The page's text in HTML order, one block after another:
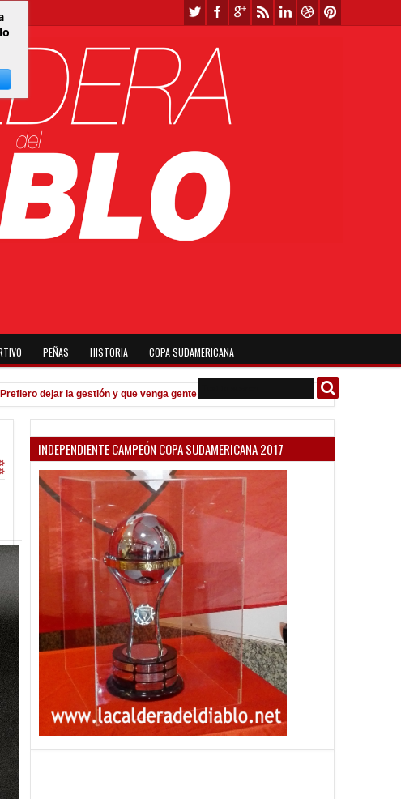
PEÑAS HISTORIA COPA SUDAMERICANA
dejar la gestión y que venga gente nueva" Todo confirmado en la Copa
INDEPENDIENTE CAMPEÓN COPA SUDAMERICANA 2017